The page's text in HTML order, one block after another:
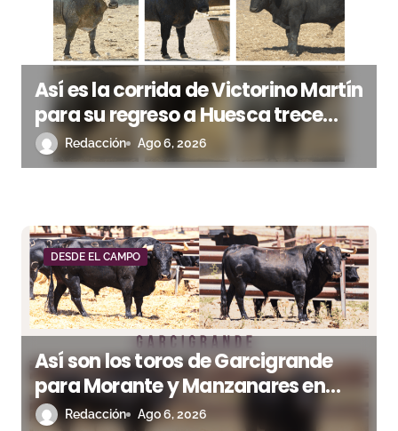
e
n
a
d
a
s
Así es la corrida de Victorino Martín
para su regreso a Huesca trece
años después (Imágenes)
Redacción Ago 6, 2026
DESDE EL CAMPO
Así son los toros de Garcigrande
para Morante y Manzanares en
Illumbe (Vídeo e imágenes desde el
Redacción Ago 6, 2026